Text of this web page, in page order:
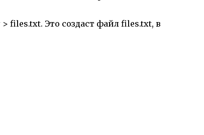
files.txt. Это создаст файл files.txt, в